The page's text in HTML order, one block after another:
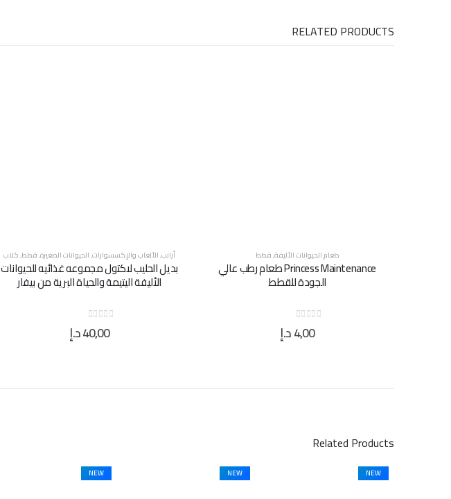
RELATED PRODUCTS
طعام الحيوانات الأليفة,قطط
Princess Maintenance طعام رطب عالي
الجودة للقطط
4,00د.إ
أرانب,الألعاب والإكسسوارات,الحيوانات الصغيرة,قطط,كلاب
بديل الحليب لاكتول مجموعه غذائيه للحيوانات
الأليفة اليتيمة والحياة البرية من بيفار
40,00د.إ
Related Products
NEW
NEW